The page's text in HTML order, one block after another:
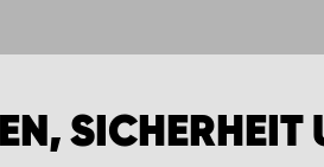
SICHERHEIT